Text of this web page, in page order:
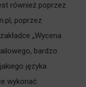
również poprzez
poprzez
„Wycena
bardzo
języka
wykonać